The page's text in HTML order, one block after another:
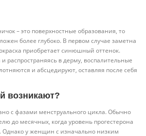
– это поверхностные образования, то
более глубоко. В первом случае заметна
приобретает синюшный оттенок.
распространяясь в дерму, воспалительные
и абсцедируют, оставляя после себя
возникают?
с фазами менструального цикла. Обычно
до месячных, когда уровень прогестерона
Однако у женщин с изначально низким